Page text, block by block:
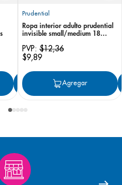
Agregar
Prudential
Ropa interior adulto prudential
invisible small/medium 18
PVP:$12,36
$9,89
Agregar